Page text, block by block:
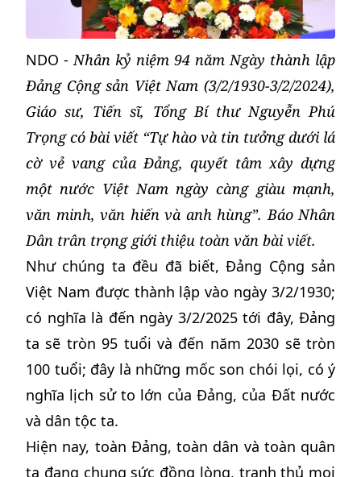
NDO -Nhân kỷ niệm 94 năm Ngày thành lập
Đảng Cộng sản Việt Nam (3/2/1930-3/2/2024),
Giáo sư, Tiến sĩ, Tổng Bí thư Nguyễn Phú
Trọng có bài viết “Tự hào và tin tưởng dưới lá
cờ vẻ vang của Đảng, quyết tâm xây dựng
một nước Việt Nam ngày càng giàu mạnh,
văn minh, văn hiến và anh hùng”. Báo Nhân
Dân trân trọng giới thiệu toàn văn bài viết.
Như chúng ta đều đã biết, Đảng Cộng sản
Việt Nam được thành lập vào ngày 3/2/1930;
có nghĩa là đến ngày 3/2/2025 tới đây, Đảng
ta sẽ tròn 95 tuổi và đến năm 2030 sẽ tròn
100 tuổi; đây là những mốc son chói lọi, có ý
nghĩa lịch sử to lớn của Đảng, của Đất nước
và dân tộc ta.
Hiện nay, toàn Đảng, toàn dân và toàn quân
ta đang chung sức đồng lòng, tranh thủ mọi